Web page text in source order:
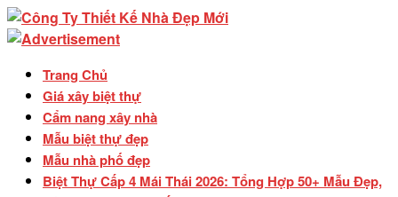
Trang Chủ
Giá xây biệt thự
Cẩm nang xây nhà
Mẫu biệt thự đẹp
Mẫu nhà phố đẹp
Biệt Thự Cấp 4 Mái Thái 2026: Tổng Hợp 50+ Mẫu Đẹp,